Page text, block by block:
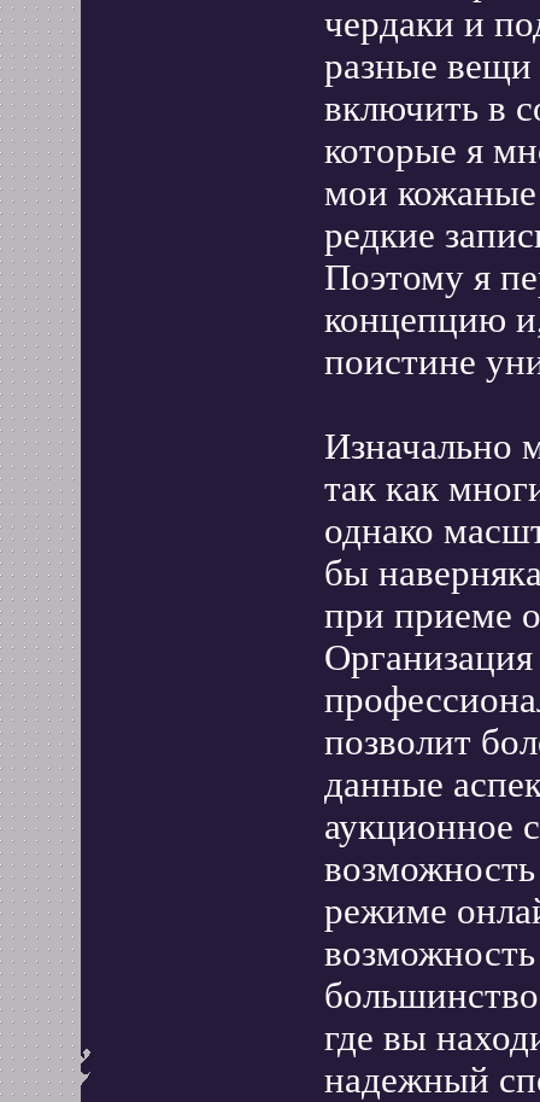
чердаки и
разные
включить в
которые я
мои кожаные
редкие
Поэтому я
концепцию
поистине
Изначально
так как
однако
бы
при приеме
позволит
данные
аукционное
возможность
режиме
где вы
надежный